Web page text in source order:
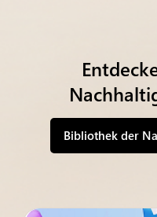
Bibliothek der